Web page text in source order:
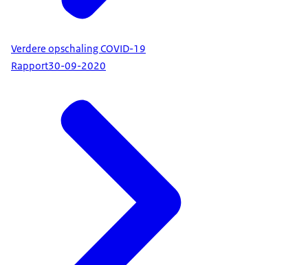
Verdere opschaling COVID-19
Rapport30-09-2020